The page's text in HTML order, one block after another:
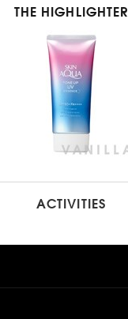
THE HIGHLIGHTER
ACTIVITIES